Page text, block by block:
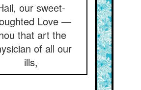
our sweet-
Love —
that art the
of all our
ills,